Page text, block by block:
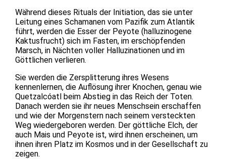
Während dieses Rituals der Initiation, das sie unter
Leitung eines Schamanen vom Pazifik zum Atlantik
führt, werden die Esser der Peyote (halluzinogene
Kaktusfrucht) sich im Fasten, im erschöpfenden
Marsch, in Nächten voller Halluzinationen und im
Göttlichen verlieren.
Sie werden die Zersplitterung ihres Wesens
kennenlernen, die Auflösung ihrer Knochen, genau wie
Quetzalcóatl beim Abstieg in das Reich der Toten.
Danach werden sie ihr neues Menschsein erschaffen
und wie der Morgenstern nach seinem versteckten
Weg wiedergeboren werden. Der göttliche Elch, der
auch Mais und Peyote ist, wird ihnen erscheinen, um
ihnen ihren Platz im Kosmos und in der Gesellschaft zu
zeigen.